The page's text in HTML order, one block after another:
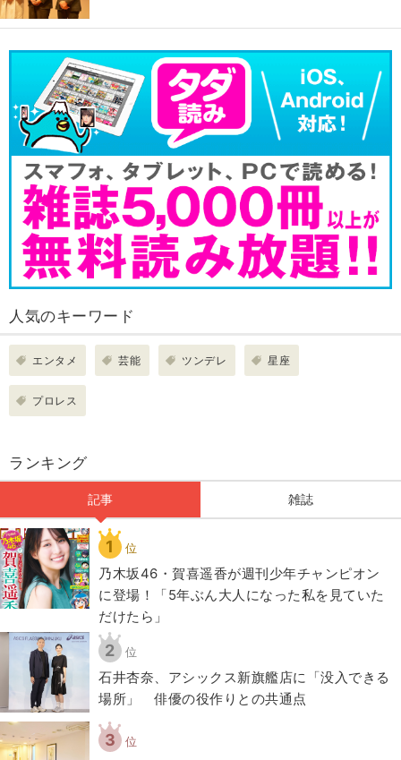
人気のキーワード
エンタメ 芸能 ツンデレ 星座
プロレス
ランキング
記事 雑誌
1 位
乃木坂46・賀喜遥香が週刊少年チャンピオン
に登場！「5年ぶん大人になった私を見ていた
だけたら」
2 位
石井杏奈、アシックス新旗艦店に「没入できる
場所」 俳優の役作りとの共通点
3 位